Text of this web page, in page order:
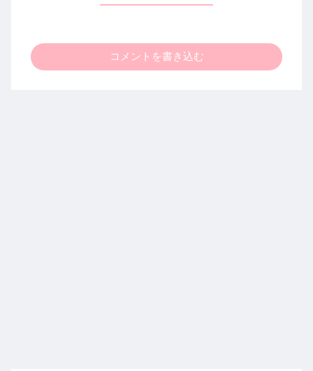
コメントを書き込む